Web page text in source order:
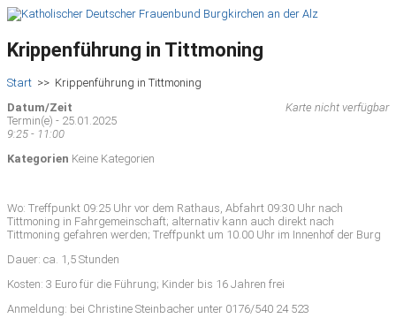
Krippenführung in Tittmoning
Start >> Krippenführung in Tittmoning
Karte nicht verfügbar
Datum/Zeit
Termin(e) - 25.01.2025
9:25 - 11:00
Kategorien Keine Kategorien
Wo: Treffpunkt 09:25 Uhr vor dem Rathaus, Abfahrt 09:30 Uhr nach
Tittmoning in Fahrgemeinschaft; alternativ kann auch direkt nach
Tittmoning gefahren werden; Treffpunkt um 10.00 Uhr im Innenhof der Burg
Dauer: ca. 1,5 Stunden
Kosten: 3 Euro für die Führung; Kinder bis 16 Jahren frei
Anmeldung: bei Christine Steinbacher unter 0176/540 24 523